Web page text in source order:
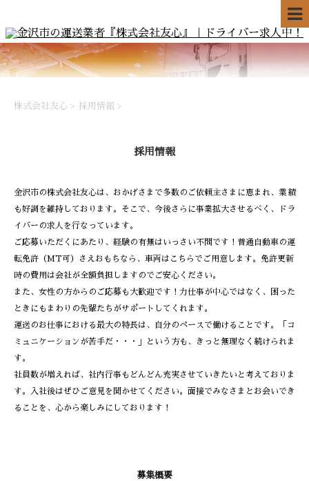
株式会社友心 > 採用情報 >
採用情報
金沢市の株式会社友心は、おかげさまで多数のご依頼主さまに恵まれ、業績
も好調を維持しております。そこで、今後さらに事業拡大させるべく、ドラ
イバーの求人を行なっています。
ご応募いただくにあたり、経験の有無はいっさい不問です！普通自動車の運
転免許（MT可）さえおもちなら、車両はこちらでご用意します。免許更新
時の費用は会社が全額負担しますのでご安心ください。
また、女性の方からのご応募も大歓迎です！力仕事が中心ではなく、困った
ときにもまわりの先輩たちがサポートしてくれます。
運送のお仕事における最大の特長は、自分のペースで働けることです。「コ
ミュニケーションが苦手だ・・・」という方も、きっと無理なく続けられま
す。
社員数が増えれば、社内行事もどんどん充実させていきたいと考えておりま
す。入社後はぜひご意見を聞かせてください。面接でみなさまとお会いでき
ることを、心から楽しみにしております！
募集概要